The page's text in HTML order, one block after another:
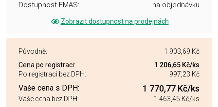
Dostupnost EMAS: na objednávku
Zobrazit dostupnost na prodejnách
Původně:
1 903,69 Kč
Cena po registraci: 1 206,65 Kč/ks
Po registraci bez DPH:
997,23 Kč
Vaše cena s DPH: 1 770,77 Kč/ks
Vaše cena bez DPH: 1 463,45 Kč/ks